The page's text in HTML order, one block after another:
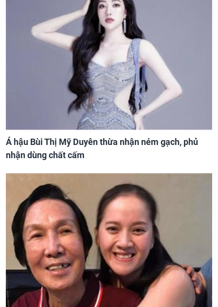
Á hậu Bùi Thị Mỹ Duyên thừa nhận ném gạch, phủ
nhận dùng chất cấm